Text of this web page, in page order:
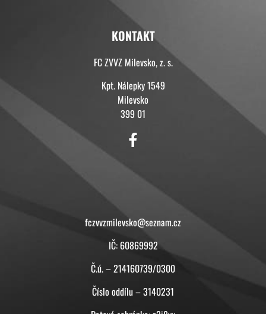
KONTAKT
FC ZVVZ Milevsko, z. s.
Kpt. Nálepky 1549
Milevsko
399 01
fczvvzmilevsko@seznam.cz
IČ: 60869992
Č.ú. – 214160739/0300
Číslo oddílu – 3140231